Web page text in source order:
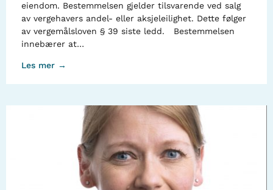
eiendom. Bestemmelsen gjelder tilsvarende ved salg
av vergehavers andel- eller aksjeleilighet. Dette følger
av vergemålsloven § 39 siste ledd. Bestemmelsen
innebærer at…
Les mer →